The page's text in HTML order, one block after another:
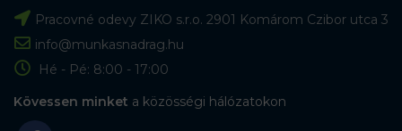
Pracovné odevy ZIKO s.r.o. 2901 Komárom Czibor utca 3
info@munkasnadrag.hu
Hé - Pé: 8:00 - 17:00
Kövessen minket a közösségi hálózatokon